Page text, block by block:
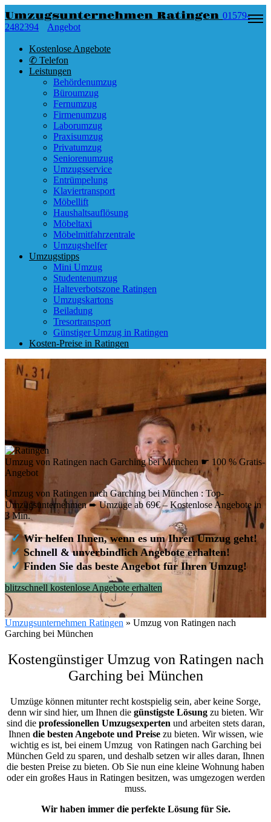
Umzugsunternehmen Ratingen 01579-
2482394
Angebot
Kostenlose Angebote
✆ Telefon
Leistungen
Behördenumzug
Büroumzug
Fernumzug
Firmenumzug
Laborumzug
Praxisumzug
Privatumzug
Seniorenumzug
Umzugsservice
Entrümpelung
Klaviertransport
Möbellift
Haushaltsauflösung
Möbeltaxi
Möbelmitfahrzentrale
Umzugshelfer
Umzugstipps
Mini Umzug
Studentenumzug
Halteverbotszone Ratingen
Umzugskartons
Beiladung
Tresortransport
Günstiger Umzug in Ratingen
Kosten-Preise in Ratingen
Umzug von Ratingen nach Garching bei München ☛ 100 % Gratis-
Angebot
Umzug von Ratingen nach Garching bei München : Top-
Umzugsunternehmen ➨ Umzüge ab 69€ – Kostenlose Angebote in
3 Min.
✓Wir helfen Ihnen, wenn es um Ihren Umzug geht!
✓ Schnell & unverbindlich Angebote erhalten!
✓Finden Sie das beste Angebot für Ihren Umzug!
blitzschnell kostenlose Angebote erhalten
Umzugsunternehmen Ratingen » Umzug von Ratingen nach
Garching bei München
Kostengünstiger Umzug von Ratingen nach
Garching bei München
Umzüge können mitunter recht kostspielig sein, aber keine Sorge,
denn wir sind hier, um Ihnen die günstigste Lösung zu bieten. Wir
sind die professionellen Umzugsexperten und arbeiten stets daran,
Ihnen die besten Angebote und Preisezu bieten. Wir wissen, wie
wichtig es ist, bei einem Umzug von Ratingen nach Garching bei
München Geld zu sparen, und deshalb setzen wir alles daran, Ihnen
die besten Preise zu bieten. Ob Sie nun eine kleine Wohnung haben
oder ein großes Haus in Ratingen besitzen, was umgezogen werden
muss.
Wir haben immer die perfekte Lösung für Sie.